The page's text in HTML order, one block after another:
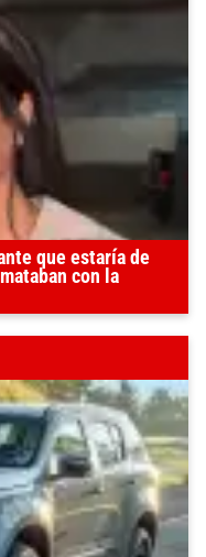
que estaría de
con la